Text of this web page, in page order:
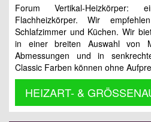
Forum Vertikal-Heizkörper:
Flachheizkörper. Wir
Schlafzimmer und Küchen. Wir
in einer breiten Auswahl von
Abmessungen und in
Classic Farben können ohne
HEIZART- &